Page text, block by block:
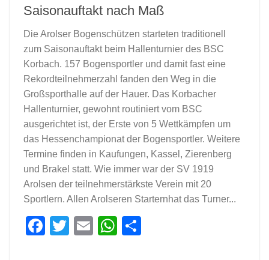
Saisonauftakt nach Maß
Die Arolser Bogenschützen starteten traditionell
zum Saisonauftakt beim Hallenturnier des BSC
Korbach. 157 Bogensportler und damit fast eine
Rekordteilnehmerzahl fanden den Weg in die
Großsporthalle auf der Hauer. Das Korbacher
Hallenturnier, gewohnt routiniert vom BSC
ausgerichtet ist, der Erste von 5 Wettkämpfen um
das Hessenchampionat der Bogensportler. Weitere
Termine finden in Kaufungen, Kassel, Zierenberg
und Brakel statt. Wie immer war der SV 1919
Arolsen der teilnehmerstärkste Verein mit 20
Sportlern. Allen Arolseren Starternhat das Turner...
Facebook
Twitter
EmailWhatsApp